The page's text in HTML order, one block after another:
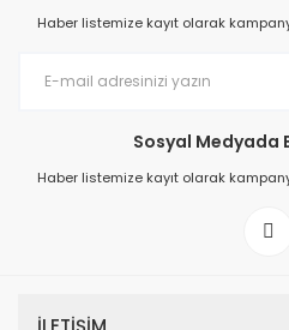
Kız Patik Sandalet -
Haber listemize kayıt olarak
Sosyal Medyada
Haber listemize kayıt olarak